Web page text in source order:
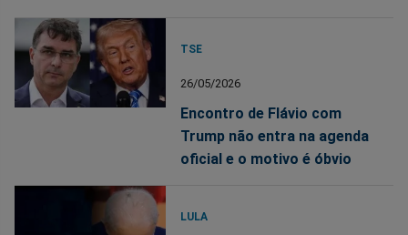
TSE
26/05/2026
Encontro de Flávio com
Trump não entra na agenda
oficial e o motivo é óbvio
LULA